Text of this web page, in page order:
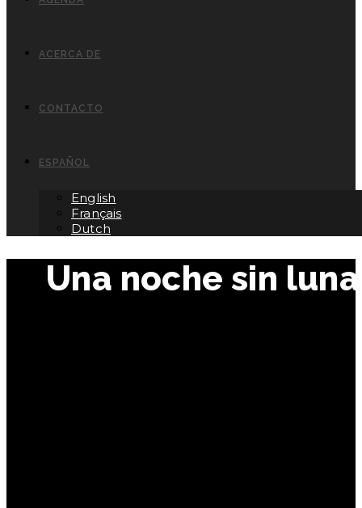
ACERCA DE
CONTACTO
ESPAÑOL
English
Français
Dutch
Una noche sin